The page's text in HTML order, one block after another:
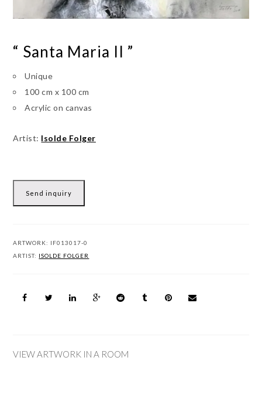
“ Santa Maria II ”
Unique
100 cm x 100 cm
Acrylic on canvas
Artist: Isolde Folger
Send inquiry
ARTWORK: IF013017-0
ARTIST: ISOLDE FOLGER
VIEW ARTWORK IN A ROOM